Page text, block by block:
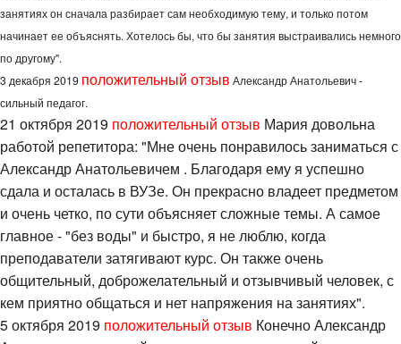
занятиях он сначала разбирает сам необходимую тему, и только потом
начинает ее объяснять. Хотелось бы, что бы занятия выстраивались немного
по другому".
3 декабря 2019 положительный отзыв Александр Анатольевич -
сильный педагог.
21 октября 2019 положительный отзыв Мария довольна
работой репетитора: "Мне очень понравилось заниматься с
Александр Анатольевичем . Благодаря ему я успешно
сдала и осталась в ВУЗе. Он прекрасно владеет предметом
и очень четко, по сути объясняет сложные темы. А самое
главное - "без воды" и быстро, я не люблю, когда
преподаватели затягивают курс. Он также очень
общительный, доброжелательный и отзывчивый человек, с
кем приятно общаться и нет напряжения на занятиях".
5 октября 2019 положительный отзыв Конечно Александр